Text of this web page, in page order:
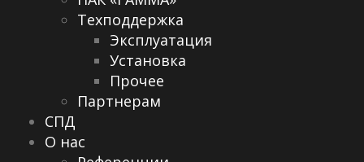
Техподдержка
Эксплуатация
Установка
Прочее
Партнерам
СПД
О нас